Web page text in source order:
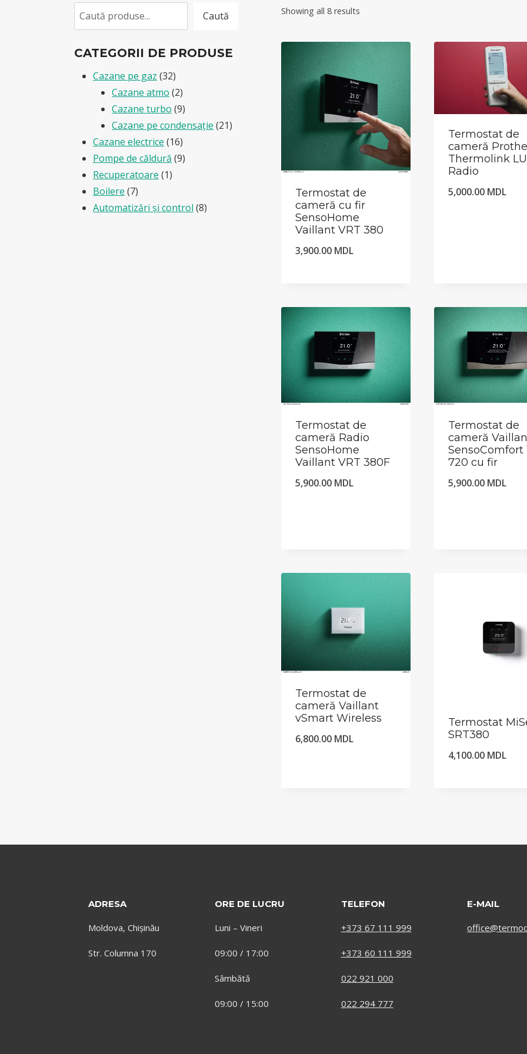
Showing all 8 results
Termostat de
cameră cu fir
SensoHome
Vaillant VRT 380
3,900.00 MDL
Termostat de
cameră
Thermolink
Radio
5,000.00 MDL
Termostat de
cameră Radio
SensoHome
Vaillant VRT 380F
5,900.00 MDL
Termostat de
cameră
SensoComfort
720 cu fir
5,900.00 MDL
Termostat de
cameră Vaillant
vSmart Wireless
6,800.00 MDL
Termostat
SRT380
4,100.00 MDL
Caută Caută
CATEGORII DE PRODUSE
Cazane pe gaz 3232
products
Cazane atmo 22
products
Cazane turbo 99
products
Cazane pe condensație 2121
Cazane electrice 1616
products
Pompe de căldură 99
Recuperatoare 11
Boilere 77
products
Automatizări și control 88
ADRESA
Moldova, Chișinău
Str. Columna 170
ORE DE LUCRU
Luni – Vineri
09:00 / 17:00
Sâmbătă
09:00 / 15:00
TELEFON
+373 67 111 999
+373 60 111 999
022 921 000
022 294 777
E-MAIL